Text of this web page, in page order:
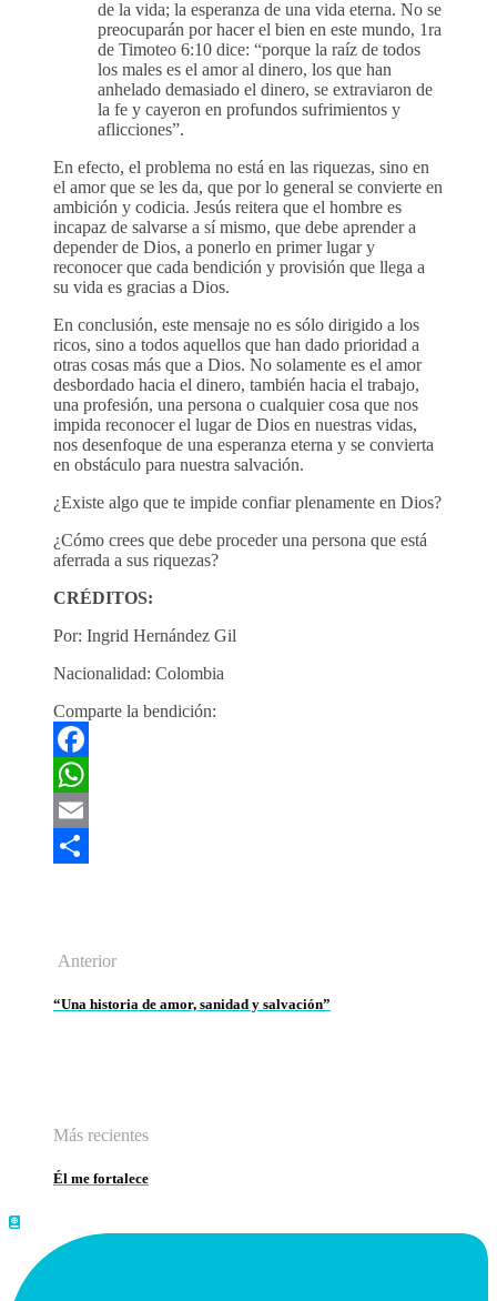
de la vida; la esperanza de una vida eterna. No se
preocuparán por hacer el bien en este mundo, 1ra
de Timoteo 6:10 dice: “porque la raíz de todos
los males es el amor al dinero, los que han
anhelado demasiado el dinero, se extraviaron de
la fe y cayeron en profundos sufrimientos y
aflicciones”.
En efecto, el problema no está en las riquezas, sino en
el amor que se les da, que por lo general se convierte en
ambición y codicia. Jesús reitera que el hombre es
incapaz de salvarse a sí mismo, que debe aprender a
depender de Dios, a ponerlo en primer lugar y
reconocer que cada bendición y provisión que llega a
su vida es gracias a Dios.
En conclusión, este mensaje no es sólo dirigido a los
ricos, sino a todos aquellos que han dado prioridad a
otras cosas más que a Dios. No solamente es el amor
desbordado hacia el dinero, también hacia el trabajo,
una profesión, una persona o cualquier cosa que nos
impida reconocer el lugar de Dios en nuestras vidas,
nos desenfoque de una esperanza eterna y se convierta
en obstáculo para nuestra salvación.
¿Existe algo que te impide confiar plenamente en Dios?
¿Cómo crees que debe proceder una persona que está
aferrada a sus riquezas?
CRÉDITOS:
Por: Ingrid Hernández Gil
Nacionalidad: Colombia
Comparte la bendición:
Facebook
WhatsApp
Email
Anterior
“Una historia de amor, sanidad y salvación”
Más recientes
Él me fortalece